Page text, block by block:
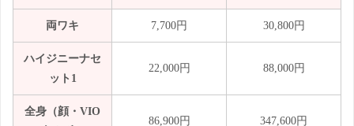
両ワキ 7,700円 30,800円
ハイジニーナセ
ット1
22,000円 88,000円
全身（顔・VIO
86,900円 347,600円